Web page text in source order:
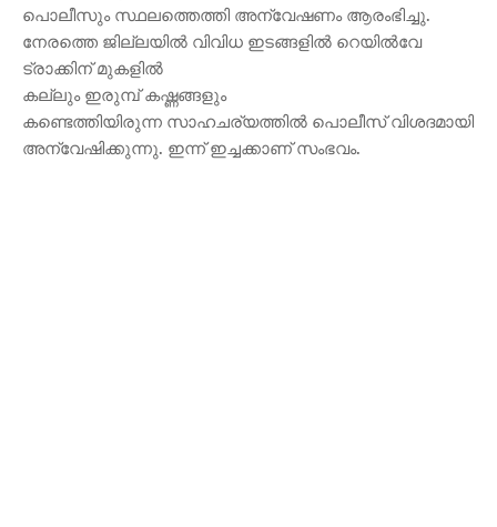
പൊലീസും സ്ഥലത്തെത്തി അന്വേഷണം ആരംഭിച്ചു.
നേരത്തെ ജില്ലയിൽ വിവിധ ഇടങ്ങളിൽ റെയിൽവേ
ട്രാക്കിന് മുകളിൽ
കല്ലും ഇരുമ്പ് കഷ്ണങ്ങളും
കണ്ടെത്തിയിരുന്ന സാഹചര്യത്തിൽ പൊലീസ് വിശദമായി
അന്വേഷിക്കുന്നു. ഇന്ന് ഇച്ചക്കാണ് സംഭവം.